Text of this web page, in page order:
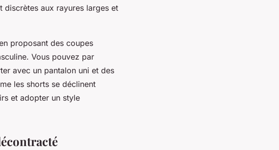
discrètes aux rayures larges et
proposant des coupes
Vous pouvez par
avec un pantalon uni et des
les shorts se déclinent
et adopter un style